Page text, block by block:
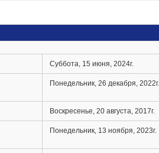
Суббота, 15 июня, 2024г.
Понедельник, 26 декабря, 2022г.
Воскресенье, 20 августа, 2017г.
Понедельник, 13 ноября, 2023г.